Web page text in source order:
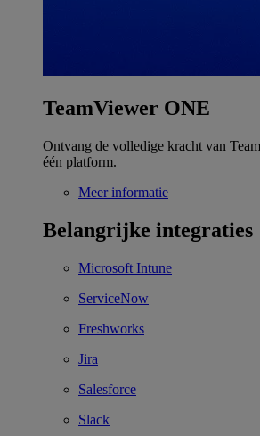
TeamViewer ONE
Ontvang de volledige kracht van
één platform.
Meer informatie
Belangrijke integraties
Microsoft Intune
ServiceNow
Freshworks
Jira
Salesforce
Slack